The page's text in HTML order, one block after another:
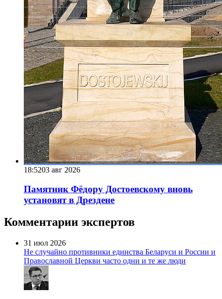
18:5203 авг 2026
Памятник Фёдору Достоевскому вновь
установят в Дрездене
Комментарии экспертов
31 июл 2026
Не случайно противники единства Беларуси и России и
Православной Церкви часто одни и те же люди